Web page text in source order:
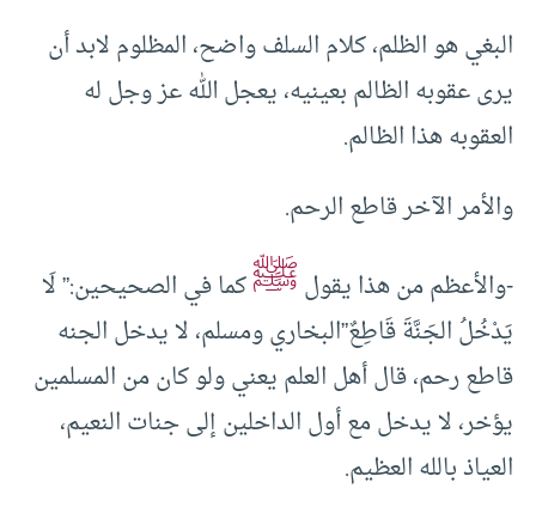
البغي هو الظلم، كلام السلف واضح، المظلوم لابد أن
يرى عقوبه الظالم بعينيه، يعجل الله عز وجل له
العقوبه هذا الظالم.
والأمر الآخر قاطع الرحم.
-والأعظم من هذا يقولﷺكما في الصحيحين:” لَا
يَدْخُلُ الجَنَّةَ قَاطِعٌ”البخاري ومسلم، لا يدخل الجنه
قاطع رحم، قال أهل العلم يعني ولو كان من المسلمين
يؤخر، لا يدخل مع أول الداخلين إلى جنات النعيم،
العياذ بالله العظيم.